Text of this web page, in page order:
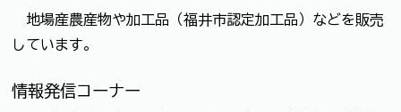
地場産農産物や加工品（福井市認定加工品）などを販売
しています。
情報発信コーナー